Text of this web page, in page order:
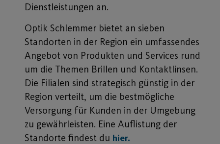
Dienstleistungen an.
Optik Schlemmer bietet an sieben
Standorten in der Region ein umfassendes
Angebot von Produkten und Services rund
um die Themen Brillen und Kontaktlinsen.
Die Filialen sind strategisch günstig in der
Region verteilt, um die bestmögliche
Versorgung für Kunden in der Umgebung
zu gewährleisten. Eine Auflistung der
Standorte findest du hier.